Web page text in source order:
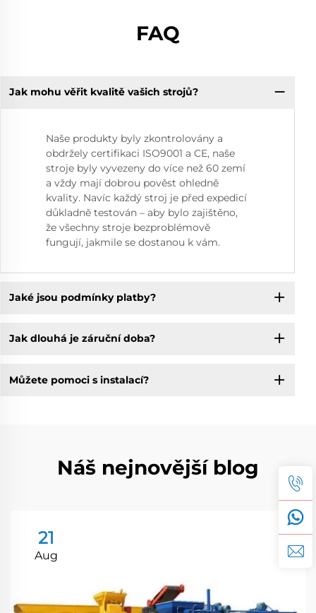
FAQ
Jak mohu věřit kvalitě vašich strojů?
Naše produkty byly zkontrolovány a
obdržely certifikaci ISO9001 a CE, naše
stroje byly vyvezeny do více než 60 zemí
a vždy mají dobrou pověst ohledně
kvality. Navíc každý stroj je před expedicí
důkladně testován – aby bylo zajištěno,
že všechny stroje bezproblémově
fungují, jakmile se dostanou k vám.
Jaké jsou podmínky platby?
Jak dlouhá je záruční doba?
Můžete pomoci s instalací?
Náš nejnovější blog
21
Aug